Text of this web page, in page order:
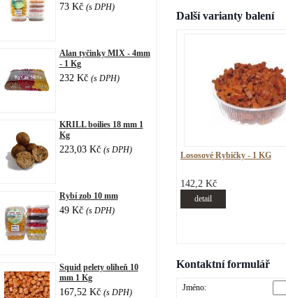
73 Kč (s DPH)
Alan tyčinky MIX - 4mm
- 1 Kg
232 Kč (s DPH)
KRILL boilies 18 mm 1
Kg
223,03 Kč (s DPH)
Rybí zob 10 mm
49 Kč (s DPH)
Squid pelety oliheň 10
mm 1 Kg
167,52 Kč (s DPH)
Další varianty balení
Lososové Rybičky - 1 KG
142,2 Kč
detail
Kontaktní formulář
Jméno: